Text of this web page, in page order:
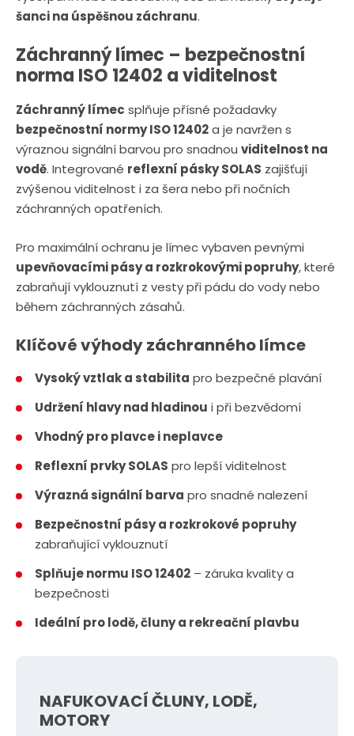
šanci na úspěšnou záchranu.
Záchranný límec – bezpečnostní
norma ISO 12402 a viditelnost
Záchranný límec splňuje přísné požadavky
bezpečnostní normy ISO 12402a je navržen s
výraznou signální barvou pro snadnou viditelnost na
vodě. Integrované reflexní pásky SOLAS zajišťují
zvýšenou viditelnost i za šera nebo při nočních
záchranných opatřeních.
Pro maximální ochranu je límec vybaven pevnými
upevňovacími pásy a rozkrokovými popruhy, které
zabraňují vyklouznutí z vesty při pádu do vody nebo
během záchranných zásahů.
Klíčové výhody záchranného límce
Vysoký vztlak a stabilita pro bezpečné plavání
Udržení hlavy nad hladinou i při bezvědomí
Vhodný pro plavce i neplavce
Reflexní prvky SOLAS pro lepší viditelnost
Výrazná signální barva pro snadné nalezení
Bezpečnostní pásy a rozkrokové popruhy
zabraňující vyklouznutí
Splňuje normu ISO 12402– záruka kvality a
bezpečnosti
Ideální pro lodě, čluny a rekreační plavbu
NAFUKOVACÍ ČLUNY, LODĚ,
MOTORY